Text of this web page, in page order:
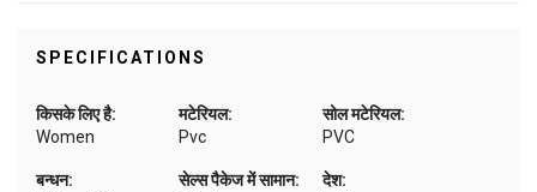
SPECIFICATIONS
किसके लिए है:
Women
मटेरियल:
Pvc
सोल मटेरियल:
PVC
बन्धन:
सेल्स पैकेज में सामान:
देश: